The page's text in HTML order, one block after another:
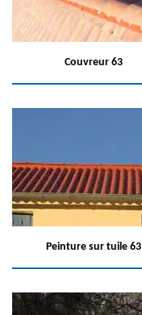
Couvreur 63
Peinture sur tuile 63